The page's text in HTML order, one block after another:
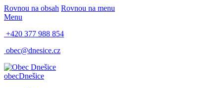
Rovnou na obsah Rovnou na menu
Menu
+420 377 988 854
obec@dnesice.cz
obecDnešice